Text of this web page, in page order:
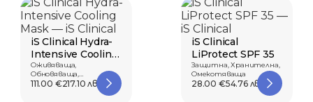
iS Clinical Hydra-
Intensive Cooling
Mask
Оживяваща,
Обновяваща,
Успокояваща
111.00 €217.10 лв.
iS Clinical
LiProtect SPF 35
Защитна, Хранителна,
Омекотяваща
28.00 €54.76 лв.